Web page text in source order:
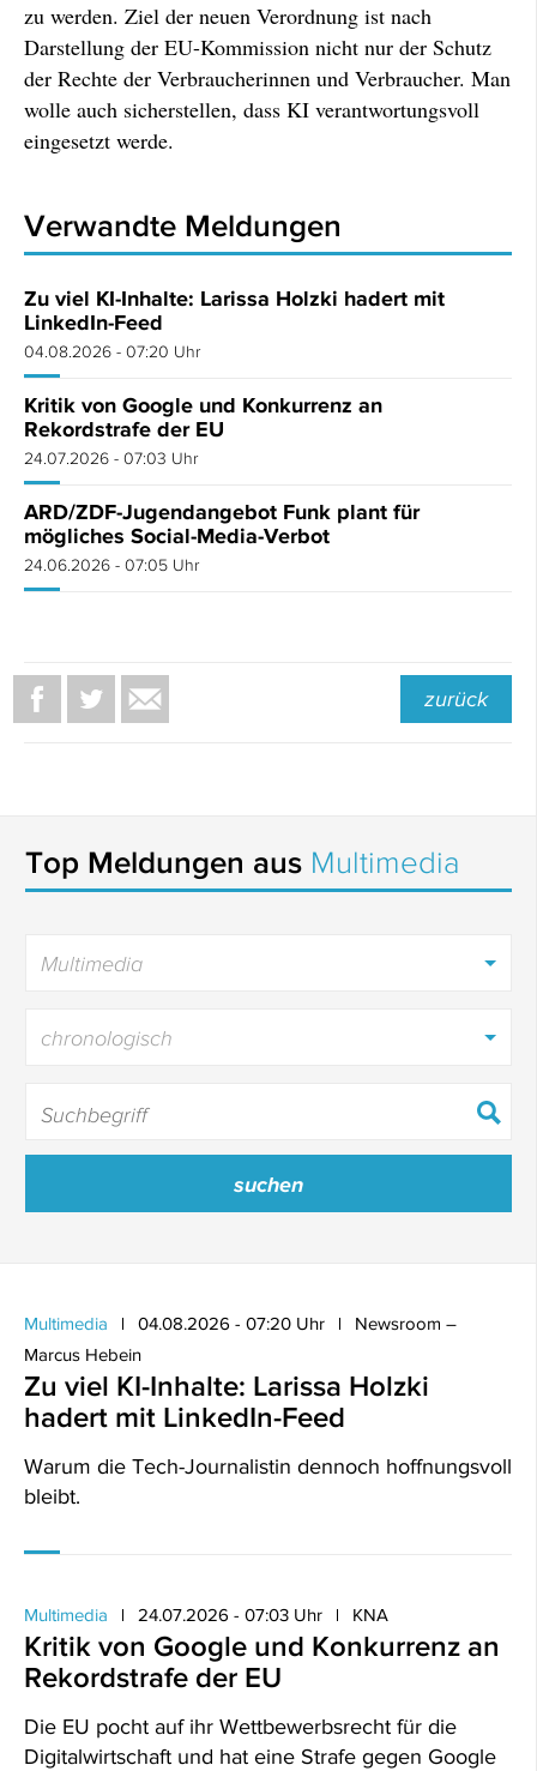
zu werden. Ziel der neuen Verordnung ist nach
Darstellung der EU-Kommission nicht nur der Schutz
der Rechte der Verbraucherinnen und Verbraucher. Man
wolle auch sicherstellen, dass KI verantwortungsvoll
eingesetzt werde.
Verwandte Meldungen
Zu viel KI-Inhalte: Larissa Holzki hadert mit
LinkedIn-Feed
04.08.2026 - 07:20 Uhr
Kritik von Google und Konkurrenz an
Rekordstrafe der EU
24.07.2026 - 07:03 Uhr
ARD/ZDF-Jugendangebot Funk plant für
mögliches Social-Media-Verbot
24.06.2026 - 07:05 Uhr
zurück
Top Meldungen aus Multimedia
Multimedia
chronologisch
Multimedia 04.08.2026 - 07:20 Uhr
Newsroom –
Marcus Hebein
Zu viel KI-Inhalte: Larissa Holzki
hadert mit LinkedIn-Feed
Warum die Tech-Journalistin dennoch hoffnungsvoll
bleibt.
Multimedia 24.07.2026 - 07:03 Uhr KNA
Kritik von Google und Konkurrenz an
Rekordstrafe der EU
Die EU pocht auf ihr Wettbewerbsrecht für die
Digitalwirtschaft und hat eine Strafe gegen Google